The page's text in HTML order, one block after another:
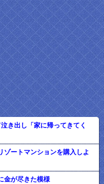
き出し「家に帰ってきてく
ゾートマンションを購入しよ
金が尽きた模様